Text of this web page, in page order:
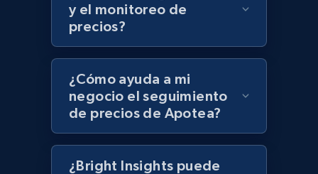
URL, Product id, Title, Product description,
Rating, Reviews count, Initial price, Discount,
and more.
1.3K+ 175+ Comenzar ahora
Zara - Products
y el monitoreo de
precios?
¿Cómo ayuda a mi
negocio el seguimiento
de precios de Apotea?
¿Bright Insights puede